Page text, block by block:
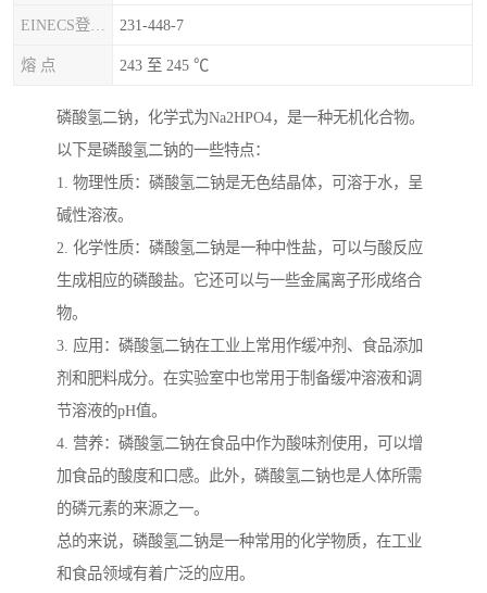
231-448-7
熔 点 243 至 245 ℃
磷酸氢二钠，化学式为Na2HPO4，是一种无机化合物。
以下是磷酸氢二钠的一些特点：
1. 物理性质：磷酸氢二钠是无色结晶体，可溶于水，呈
碱性溶液。
2. 化学性质：磷酸氢二钠是一种中性盐，可以与酸反应
生成相应的磷酸盐。它还可以与一些金属离子形成络合
物。
3. 应用：磷酸氢二钠在工业上常用作缓冲剂、食品添加
剂和肥料成分。在实验室中也常用于制备缓冲溶液和调
节溶液的pH值。
4. 营养：磷酸氢二钠在食品中作为酸味剂使用，可以增
加食品的酸度和口感。此外，磷酸氢二钠也是人体所需
的磷元素的来源之一。
总的来说，磷酸氢二钠是一种常用的化学物质，在工业
和食品领域有着广泛的应用。